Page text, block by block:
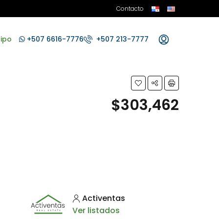
Contacto
+507 6616-7776 +507 213-7777
$303,462
Activentas
Ver listados